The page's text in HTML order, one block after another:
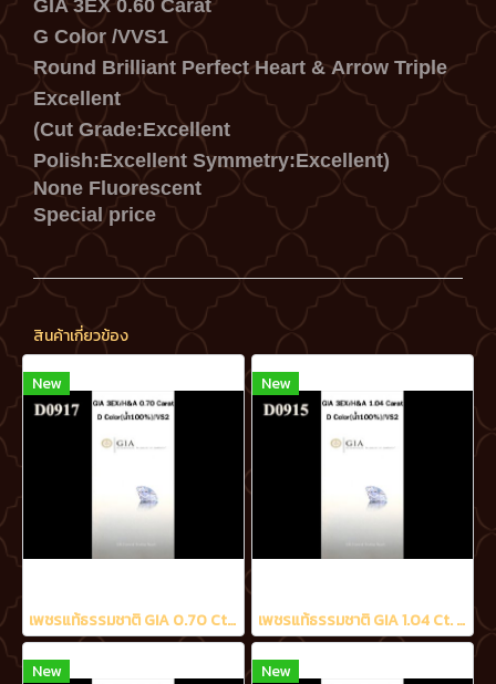
GIA 3EX 0.60 Carat
G Color /VVS1
Round Brilliant Perfect Heart &Arrow Triple
Excellent
(Cut Grade:Excellent
Polish:Excellent Symmetry:Excellent)
None Fluorescent
Special price
สินค้าเกี่ยวข้อง
New
เพชรแท้ธรรมชาติ GIA 0.70 Ct. D/VS2
New
เพชรแท้ธรรมชาติ GIA 1.04 Ct. D/VS2
New New